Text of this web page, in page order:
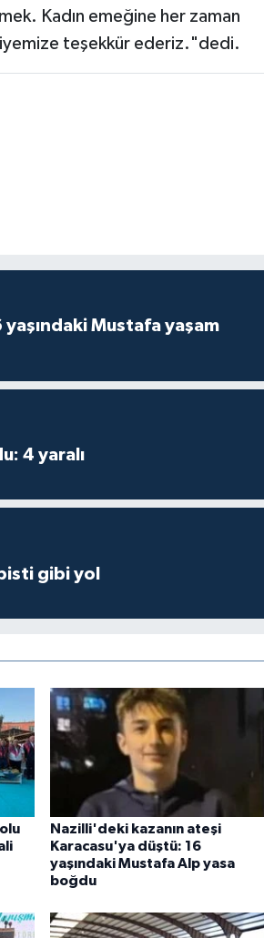
Kadın emeğine her zaman
teşekkür ederiz."dedi.
Mustafa yaşam
4 yaralı
gibi yol
Nazilli'deki kazanın ateşi
Karacasu'ya düştü: 16
yaşındaki Mustafa Alp yasa
boğdu